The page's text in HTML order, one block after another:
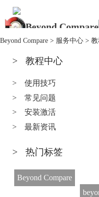
Beyond Compare
产品
服务中心
Beyond Compare > 服务中心 >
> 教程中心
>
使用技巧
>
常见问题
>
安装激活
>
最新资讯
> 热门标签
Beyond Compare